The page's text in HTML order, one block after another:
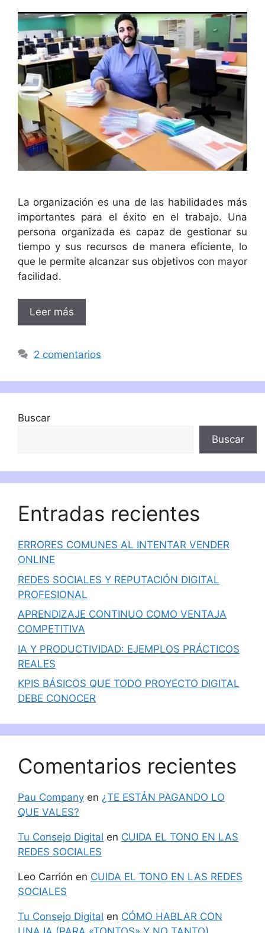
La organización es una de las habilidades más
importantes para el éxito en el trabajo. Una
persona organizada es capaz de gestionar su
tiempo y sus recursos de manera eficiente, lo
que le permite alcanzar sus objetivos con mayor
facilidad.
Leer más
2 comentarios
Buscar
Buscar
Entradas recientes
ERRORES COMUNES AL INTENTAR VENDER
ONLINE
REDES SOCIALES Y REPUTACIÓN DIGITAL
PROFESIONAL
APRENDIZAJE CONTINUO COMO VENTAJA
COMPETITIVA
IA Y PRODUCTIVIDAD: EJEMPLOS PRÁCTICOS
REALES
KPIS BÁSICOS QUE TODO PROYECTO DIGITAL
DEBE CONOCER
Comentarios recientes
Pau Company en ¿TE ESTÁN PAGANDO LO
QUE VALES?
Tu Consejo Digital en CUIDA EL TONO EN LAS
REDES SOCIALES
Leo Carrión en CUIDA EL TONO EN LAS REDES
SOCIALES
Tu Consejo Digital en CÓMO HABLAR CON